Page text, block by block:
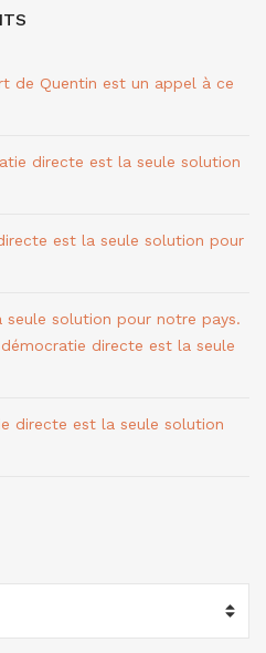
de Quentin est un appel à ce
directe est la seule solution
est la seule solution pour
solution pour notre pays.
directe est la seule
directe est la seule solution